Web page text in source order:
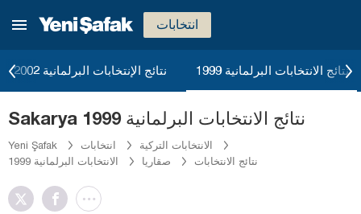
انتخابات
نتائج الإنتخابات البرلمانية 2002 نتائج الانتخابات البرلمانية 1999
Sakarya نتائج الانتخابات البرلمانية 1999
Yeni Şafak انتخابات
الانتخابات التركية
الانتخابات البرلمانية 1999
صقاريا نتائج الانتخابات